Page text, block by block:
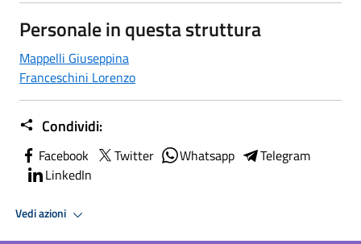
Personale in questa struttura
Mappelli Giuseppina
Franceschini Lorenzo
Condividi:
Facebook Twitter Whatsapp
Telegram
LinkedIn
Vedi azioni